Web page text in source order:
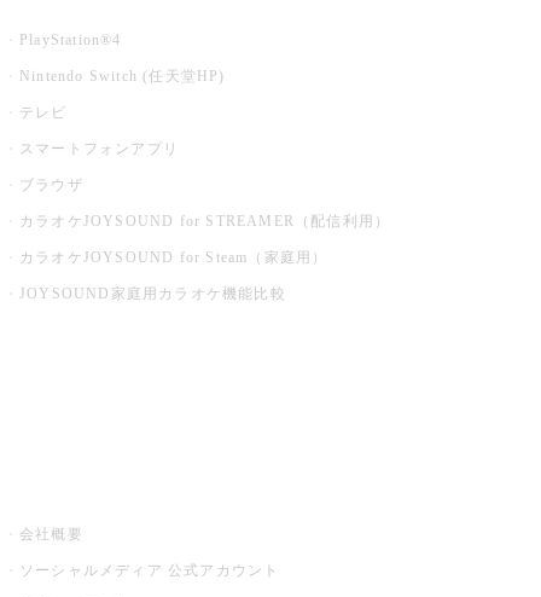
PlayStation®4
Nintendo Switch (任天堂HP)
テレビ
スマートフォンアプリ
ブラウザ
カラオケJOYSOUND for STREAMER（配信利用）
カラオケJOYSOUND for Steam（家庭用）
JOYSOUND家庭用カラオケ機能比較
会社概要
ソーシャルメディア 公式アカウント